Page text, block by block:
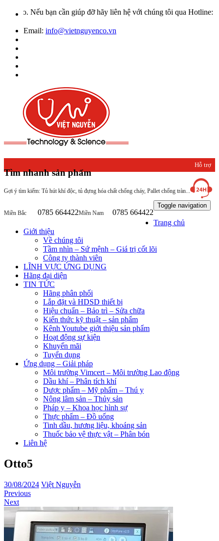
Nếu bạn cần giúp đỡ hãy liên hệ với chúng tôi qua Hotline: 0932
Email: info@vietnguyenco.vn
Tìm nhanh sản phẩm
Gợi ý tìm kiếm: Tủ hút khí độc, tủ đựng hóa chất chống cháy, Pallet chống tràn...
Hỗ trợ
khách
hàng
Miền Bắc 0785 664422Miền Nam 0785 664422
Toggle navigation
Trang chủ
Giới thiệu
Về chúng tôi
Tầm nhìn – Sứ mệnh – Giá trị cốt lõi
Công ty thành viên
LĨNH VỰC ỨNG DỤNG
Hãng đại diện
TIN TỨC
Hãng phân phối
Lắp đặt và HDSD thiết bị
Hiệu chuẩn – Bảo trì – Sửa chữa
Kiến thức kỹ thuật – sản phẩm
Kênh Youtube giới thiệu sản phẩm
Hoạt động sự kiện
Khuyến mãi
Tuyển dụng
Ứng dụng – Giải pháp
Môi trường Vimcert – Môi trường Lao động
Dầu khí – Phân tích khí
Dược phẩm – Mỹ phẩm – Thú y
Nông lâm sản – Thủy sản
Pháp y – Khoa học hình sự
Thực phẩm – Đồ uống
Tinh dầu, hương liệu, khoáng sản
Thuốc bảo vệ thực vật – Phân bón
Liên hệ
Otto5
30/08/2024 Việt Nguyễn
Previous
Next